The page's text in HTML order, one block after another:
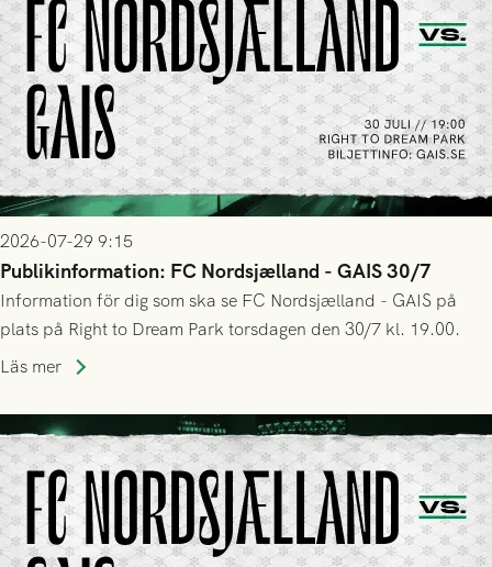
2026-07-29 9:15
Publikinformation: FC Nordsjælland - GAIS 30/7
Information för dig som ska se FC Nordsjælland - GAIS på
plats på Right to Dream Park torsdagen den 30/7 kl. 19.00.
Läs mer